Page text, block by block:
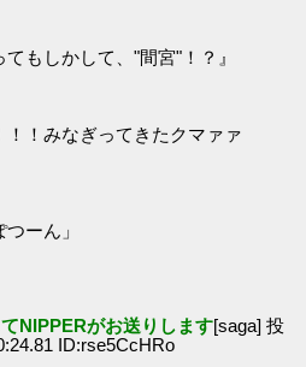
もしかして、"間宮"！？』
！みなぎってきたクマァァ
ーん」
NIPPERがお送りします[saga] 投
ID:rse5CcHRo